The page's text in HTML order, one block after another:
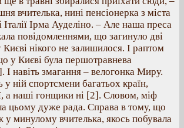
вчителька, нині пенсіонерка з міста
Італії Ірма Ауделіно. – Але наша преса
повідомленнями, що загинуло дві
Києві нікого не залишилося. І раптом
у Києві була першотравнева
І навіть змагання – велогонка Миру.
ній спортсмени багатьох країн,
а наші гонщики ні [2]. Словом, міф
цьому дуже рада. Справа в тому, що
у минулому вчителька, якось побувала